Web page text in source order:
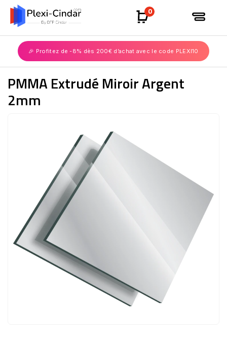
🎉 Profitez de -8% dès 200€ d’achat avec le code PLEXI10
0
PMMA Extrudé Miroir Argent
2mm